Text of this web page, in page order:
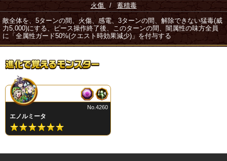
火傷
/ 蓄積毒
敵全体を、5ターンの間、火傷、感電、3ターンの間、解除できない猛毒(威
力5,000)にする、ピース操作終了後、このターンの間、闇属性の味方全員
に「全属性ガード50%(クエスト時効果減少)」を付与する
エノルミータ
No.4260